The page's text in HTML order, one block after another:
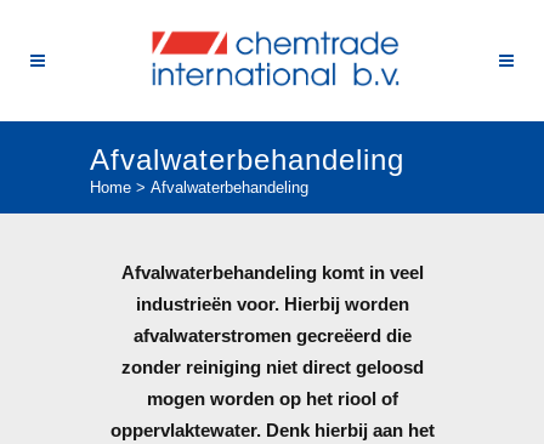
Afvalwaterbehandeling
Home > Afvalwaterbehandeling
Afvalwaterbehandeling komt in veel
industrieën voor. Hierbij worden
afvalwaterstromen gecreëerd die
zonder reiniging niet direct geloosd
mogen worden op het riool of
oppervlaktewater. Denk hierbij aan het